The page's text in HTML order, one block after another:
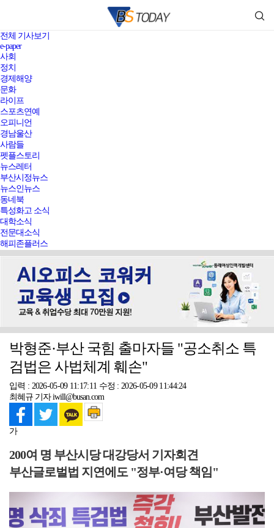
전체 기사보기
e-paper
사회
정치
경제해양
문화
라이프
스포츠연예
오피니언
경남울산
사람들
펫플스토리
뉴스레터
부산시정뉴스
뉴스인뉴스
동네북
특성화고 소식
대학소식
전문대소식
해피존플러스
박형준·부산 국힘 출마자들 "공소취소 특
검법은 사법체계 훼손"
입력 : 2026-05-09 11:17:11 수정 : 2026-05-09 11:44:24
최혜규 기자 iwill@busan.com
가
200여 명 부산시당 대강당서 기자회견
부산글로벌법 지연에도 "정부·여당 책임"